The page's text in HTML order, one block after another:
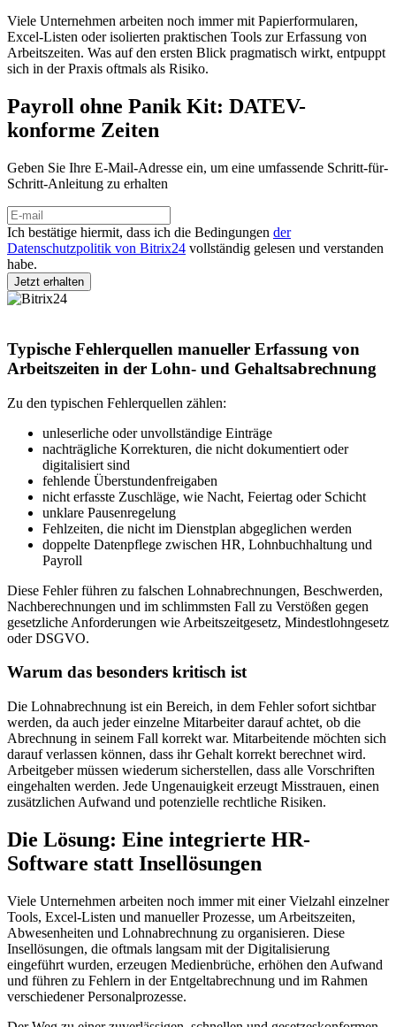
Viele Unternehmen arbeiten noch immer mit Papierformularen,
Excel-Listen oder isolierten praktischen Tools zur Erfassung von
Arbeitszeiten. Was auf den ersten Blick pragmatisch wirkt, entpuppt
sich in der Praxis oftmals als Risiko.
Payroll ohne Panik Kit: DATEV-
konforme Zeiten
Geben Sie Ihre E-Mail-Adresse ein, um eine umfassende Schritt-für-
Schritt-Anleitung zu erhalten
Ich bestätige hiermit, dass ich die Bedingungen der
Datenschutzpolitik von Bitrix24 vollständig gelesen und verstanden
habe.
Typische Fehlerquellen manueller Erfassung von
Arbeitszeiten in der Lohn- und Gehaltsabrechnung
Zu den typischen Fehlerquellen zählen:
unleserliche oder unvollständige Einträge
nachträgliche Korrekturen, die nicht dokumentiert oder
digitalisiert sind
fehlende Überstundenfreigaben
nicht erfasste Zuschläge, wie Nacht, Feiertag oder Schicht
unklare Pausenregelung
Fehlzeiten, die nicht im Dienstplan abgeglichen werden
doppelte Datenpflege zwischen HR, Lohnbuchhaltung und
Payroll
Diese Fehler führen zu falschen Lohnabrechnungen, Beschwerden,
Nachberechnungen und im schlimmsten Fall zu Verstößen gegen
gesetzliche Anforderungen wie Arbeitszeitgesetz, Mindestlohngesetz
oder DSGVO.
Warum das besonders kritisch ist
Die Lohnabrechnung ist ein Bereich, in dem Fehler sofort sichtbar
werden, da auch jeder einzelne Mitarbeiter darauf achtet, ob die
Abrechnung in seinem Fall korrekt war. Mitarbeitende möchten sich
darauf verlassen können, dass ihr Gehalt korrekt berechnet wird.
Arbeitgeber müssen wiederum sicherstellen, dass alle Vorschriften
eingehalten werden. Jede Ungenauigkeit erzeugt Misstrauen, einen
zusätzlichen Aufwand und potenzielle rechtliche Risiken.
Die Lösung: Eine integrierte HR-
Software statt Insellösungen
Viele Unternehmen arbeiten noch immer mit einer Vielzahl einzelner
Tools, Excel-Listen und manueller Prozesse, um Arbeitszeiten,
Abwesenheiten und Lohnabrechnung zu organisieren. Diese
Insellösungen, die oftmals langsam mit der Digitalisierung
eingeführt wurden, erzeugen Medienbrüche, erhöhen den Aufwand
und führen zu Fehlern in der Entgeltabrechnung und im Rahmen
verschiedener Personalprozesse.